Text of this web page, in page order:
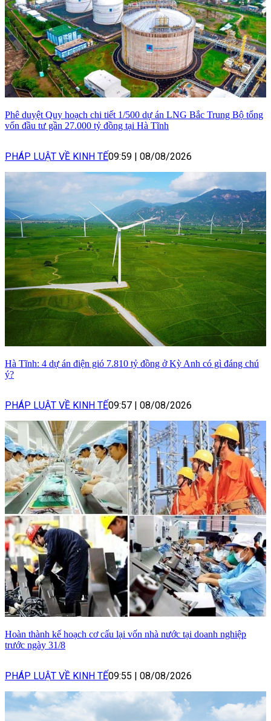
Phê duyệt Quy hoạch chi tiết 1/500 dự án LNG Bắc Trung Bộ tổng
vốn đầu tư gần 27.000 tỷ đồng tại Hà Tĩnh
PHÁP LUẬT VỀ KINH TẾ09:59 | 08/08/2026
Hà Tĩnh: 4 dự án điện gió 7.810 tỷ đồng ở Kỳ Anh có gì đáng chú
ý?
PHÁP LUẬT VỀ KINH TẾ09:57 | 08/08/2026
Hoàn thành kế hoạch cơ cấu lại vốn nhà nước tại doanh nghiệp
trước ngày 31/8
PHÁP LUẬT VỀ KINH TẾ09:55 | 08/08/2026